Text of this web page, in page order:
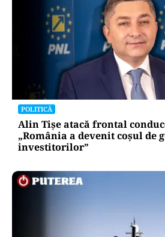
Eugen Tomac cere comasarea
primării și reorganizarea
putem funcționa”